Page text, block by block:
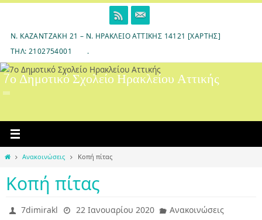
content
Ν. ΚΑΖΑΝΤΖΆΚΗ 21 – Ν. ΗΡΆΚΛΕΙΟ ΑΤΤΙΚΉΣ 14121 [ΧΆΡΤΗΣ]
ΤΗΛ: 2102754001
.
7ο Δημοτικό Σχολείο Ηρακλείου Αττικής
HomeΑνακοινώσεις Κοπή πίτας
Κοπή πίτας
7dimirakl 22 Ιανουαρίου 2020 Ανακοινώσεις